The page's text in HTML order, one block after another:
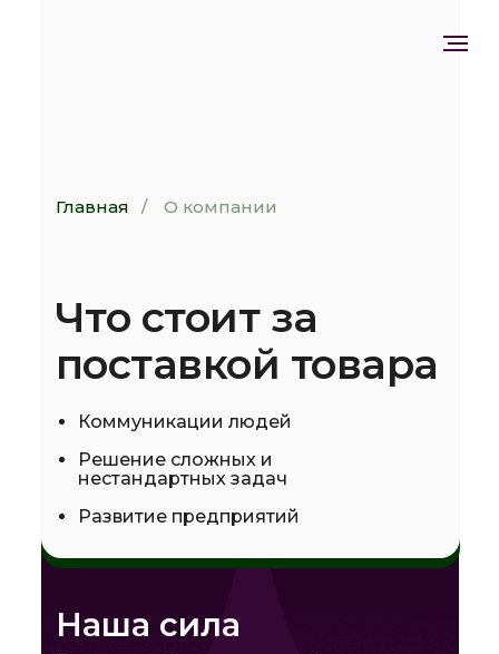
Главная / О компании
Что стоит за
поставкой товара
Коммуникации людей
Решение сложных и
нестандартных задач
Развитие предприятий
Наша сила